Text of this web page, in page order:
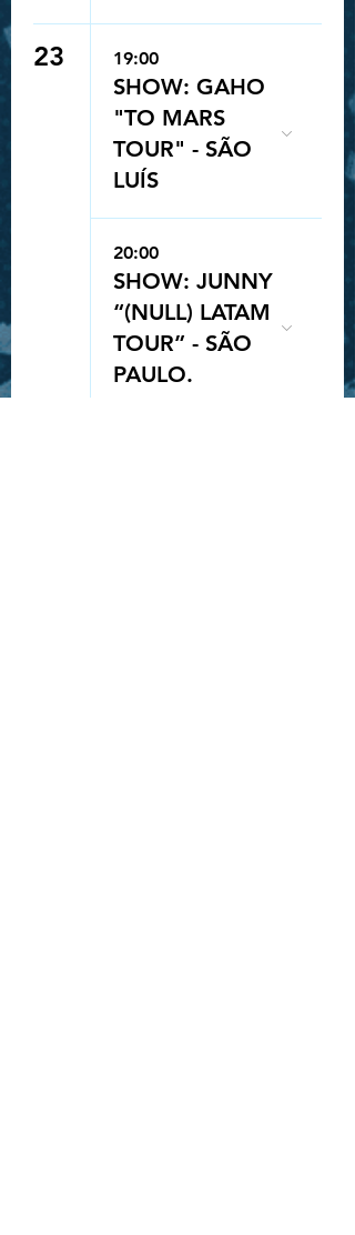
23 19:00
SHOW: GAHO
"TO MARS
TOUR" - SÃO
LUÍS
20:00
SHOW: JUNNY
“(NULL) LATAM
TOUR” - SÃO
PAULO.
Queue-Fair